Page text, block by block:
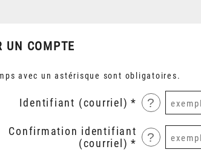
UN COMPTE
avec un astérisque sont obligatoires.
Identifiant (courriel) ?
Confirmation identifiant
(courriel)
?